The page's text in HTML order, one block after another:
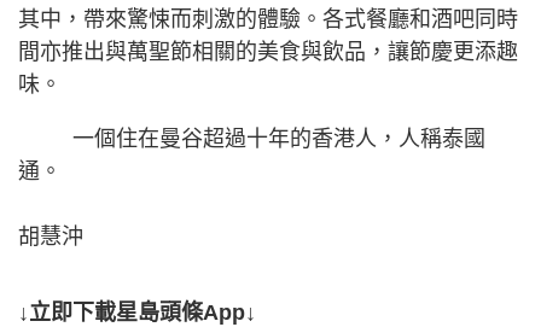
其中，帶來驚悚而刺激的體驗。各式餐廳和酒吧同時
間亦推出與萬聖節相關的美食與飲品，讓節慶更添趣
味。
一個住在曼谷超過十年的香港人，人稱泰國
通。
胡慧沖
↓立即下載星島頭條App↓